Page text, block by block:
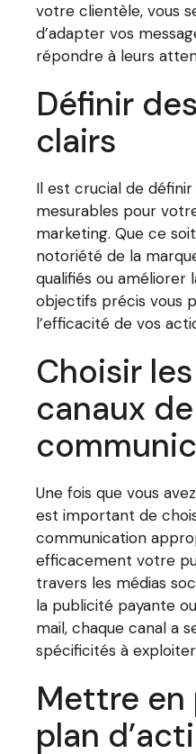
votre clientèle, vous
d’adapter vos
répondre à leurs
Définir
clairs
Il est crucial de
mesurables pour
marketing. Que ce
notoriété de la
qualifiés ou améliorer
objectifs précis vous
l’efficacité de vos
Choisir
canaux de
Une fois que vous
est important de
communication
efficacement votre
travers les médias
la publicité payante
mail, chaque canal a
spécificités à exploiter.
Mettre en
plan